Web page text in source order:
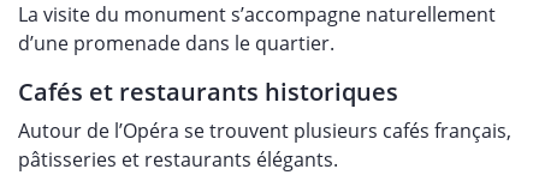
La visite du monument s’accompagne naturellement
d’une promenade dans le quartier.
Cafés et restaurants historiques
Autour de l’Opéra se trouvent plusieurs cafés français,
pâtisseries et restaurants élégants.